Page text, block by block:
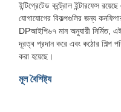
ইন্টিগ্রেটেড কন্ট্রোল ইন্টারফেস
যোগাযোগের বিকল্পগুলির জন্য
DPআইপি৬৭ মান অনুযায়ী নির্মিত,
দূরত্ব প্রদান করে এবং কঠোর শিল্প
করা হয়েছে।
মূল বৈশিষ্ট্য